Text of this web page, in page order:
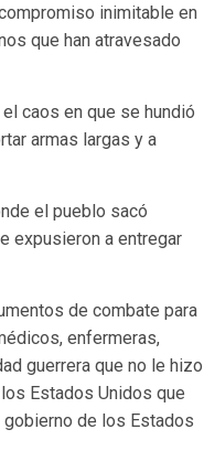
inimitable en
que han atravesado
caos en que se hundió
armas largas y a
el pueblo sacó
expusieron a entregar
de combate para
enfermeras,
guerrera que no le hizo
Estados Unidos que
gobierno de los Estados